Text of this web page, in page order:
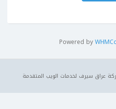
Powered by
عراق سيرف لخدمات الويب المتقدمة